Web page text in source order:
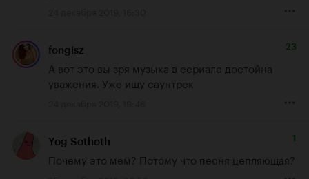
fongisz 23
А вот это вы зря музыка в сериале достойна
уважения. Уже ищу саунтрек
Yog Sothoth 1
Почему это мем? Потому что песня цепляющая?